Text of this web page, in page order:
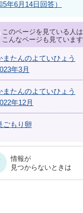
5年6月14日回答）
このページを見ている人は
こんなページも見ています
またんのよていひょう
年3月
またんのよていひょう
年12月
ごもり卵
情報が
見つからないときは